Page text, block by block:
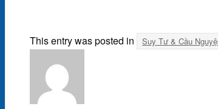
This entry was posted in Suy Tư & Cầu